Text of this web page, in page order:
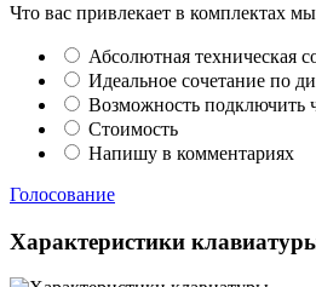
Что вас привлекает в комплектах
Абсолютная техническая
Идеальное сочетание по
Возможность подключить
Стоимость
Напишу в комментариях
Голосование
Характеристики